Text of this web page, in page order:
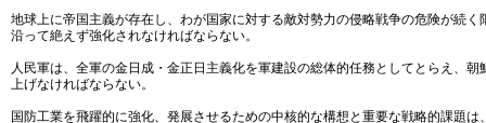
地球上に帝国主義が存在し、わが国家に対する敵対勢力の侵略戦争の危険が続
沿って絶えず強化されなければならない。
人民軍は、全軍の金日成・金正日主義化を軍建設の総体的任務としてとらえ、
上げなければならない。
国防工業を飛躍的に強化、発展させるための中核的な構想と重要な戦略的課題